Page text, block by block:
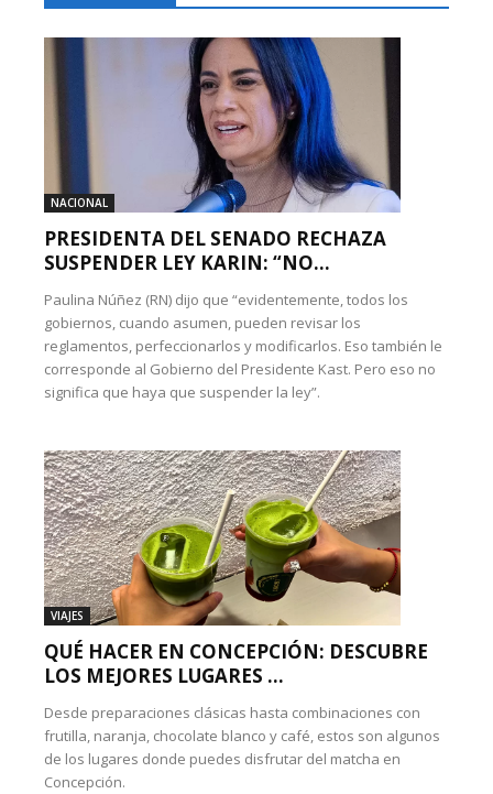
NACIONAL
PRESIDENTA DEL SENADO RECHAZA
SUSPENDER LEY KARIN: “NO...
Paulina Núñez (RN) dijo que “evidentemente, todos los
gobiernos, cuando asumen, pueden revisar los
reglamentos, perfeccionarlos y modificarlos. Eso también le
corresponde al Gobierno del Presidente Kast. Pero eso no
significa que haya que suspender la ley”.
VIAJES
QUÉ HACER EN CONCEPCIÓN: DESCUBRE
LOS MEJORES LUGARES ...
Desde preparaciones clásicas hasta combinaciones con
frutilla, naranja, chocolate blanco y café, estos son algunos
de los lugares donde puedes disfrutar del matcha en
Concepción.